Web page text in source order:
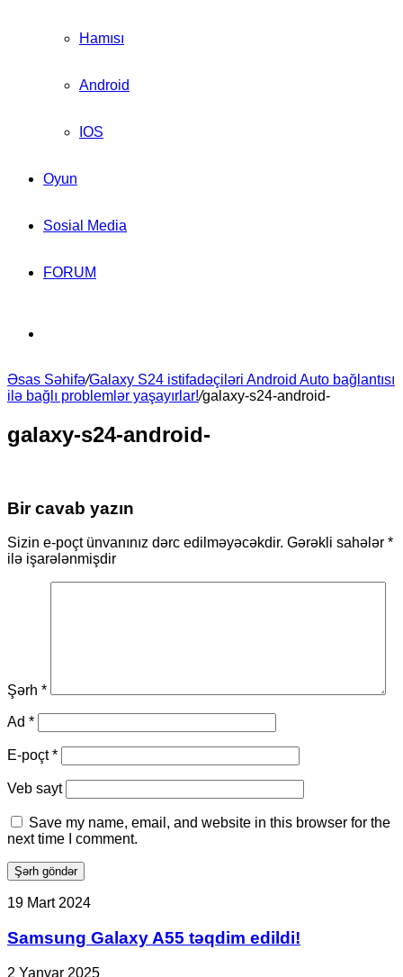
Hamısı
Android
IOS
Oyun
Sosial Media
FORUM
for
Əsas Səhifə/Galaxy S24 istifadəçiləri Android Auto bağlantısı
ilə bağlı problemlər yaşayırlar!/galaxy-s24-android-
galaxy-s24-android-
Bir cavab yazın
Sizin e-poçt ünvanınız dərc edilməyəcəkdir. Gərəkli sahələr *
ilə işarələnmişdir
Şərh *
Ad *
E-poçt*
Veb sayt
Save my name, email, and website in this browser for the
next time I comment.
Samsung
A55
təqdim
edildi!
19 Mart 2024
Samsung Galaxy A55 təqdim edildi!
NVIDIA
2 Yanvar 2025